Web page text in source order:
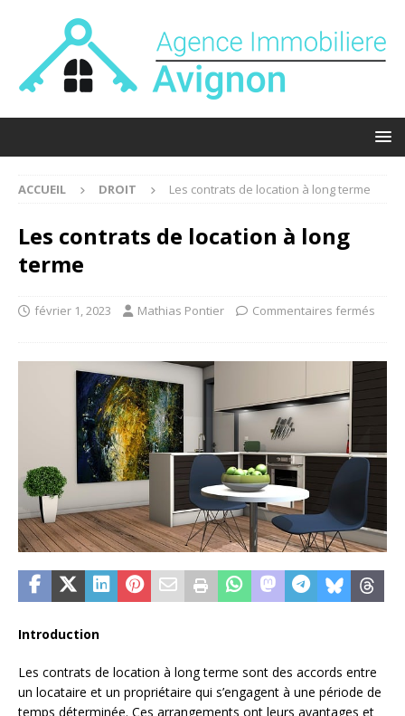
ACCUEIL DROIT Les contrats de location à long terme
Les contrats de location à long
terme
février 1, 2023 Mathias Pontier Commentaires fermés
Introduction
Les contrats de location à long terme sont des accords entre
un locataire et un propriétaire qui s’engagent à une période de
temps déterminée. Ces arrangements ont leurs avantages et